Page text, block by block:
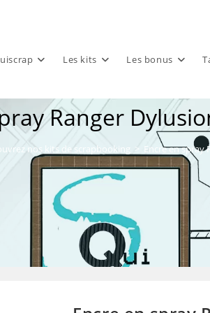
Les kits Les bonus
Ranger
nos kits de scrapbooking > Encre en spray